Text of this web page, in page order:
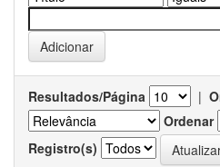
Resultados/Página |
Ordenar
Registro(s)